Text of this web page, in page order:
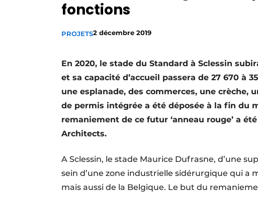
Termes et conditions
Video’s
fonctions
PROJETS2 décembre 2019
En 2020, le stade du Standard à Sclessin
et sa capacité d’accueil passera de 27 670 à
une esplanade, des commerces, une crèche,
de permis intégrée a été déposée à la fin du
remaniement de ce futur ‘anneau rouge’ a
Architects.
A Sclessin, le stade Maurice Dufrasne, d’une
sein d’une zone industrielle sidérurgique qui a
mais aussi de la Belgique. Le but du